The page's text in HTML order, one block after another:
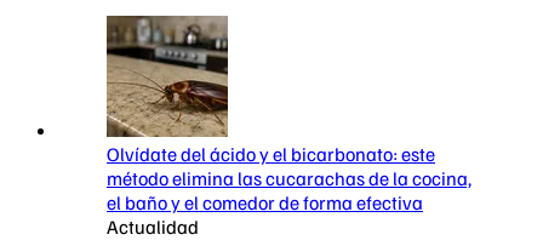
Olvídate del ácido y el bicarbonato: este
método elimina las cucarachas de la cocina,
el baño y el comedor de forma efectiva
Actualidad